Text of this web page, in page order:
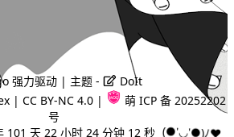
强力驱动 | 主题 -
DoIt
|CC BY-NC 4.0 |
萌 ICP 备 20252202
号
101 天 22 小时 24 分钟 12 秒